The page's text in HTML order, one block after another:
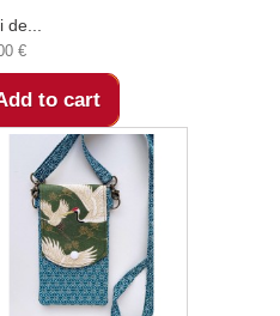
de...
€
to cart